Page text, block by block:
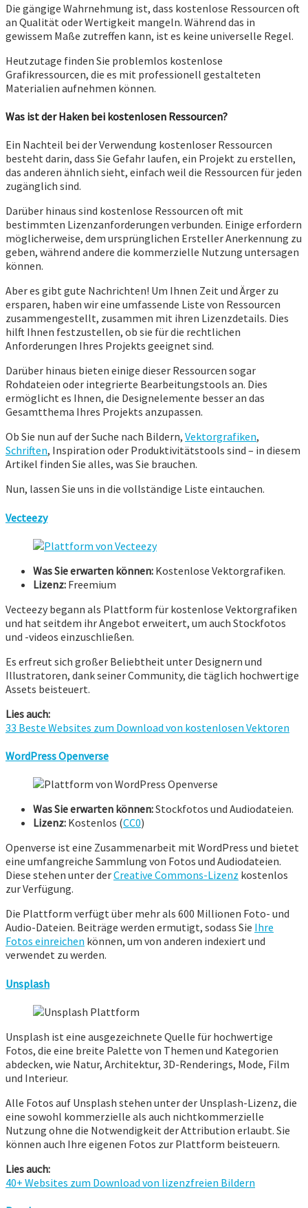
Die gängige Wahrnehmung ist, dass kostenlose Ressourcen oft
an Qualität oder Wertigkeit mangeln. Während das in
gewissem Maße zutreffen kann, ist es keine universelle Regel.
Heutzutage finden Sie problemlos kostenlose
Grafikressourcen, die es mit professionell gestalteten
Materialien aufnehmen können.
Was ist der Haken bei kostenlosen Ressourcen?
Ein Nachteil bei der Verwendung kostenloser Ressourcen
besteht darin, dass Sie Gefahr laufen, ein Projekt zu erstellen,
das anderen ähnlich sieht, einfach weil die Ressourcen für jeden
zugänglich sind.
Darüber hinaus sind kostenlose Ressourcen oft mit
bestimmten Lizenzanforderungen verbunden. Einige erfordern
möglicherweise, dem ursprünglichen Ersteller Anerkennung zu
geben, während andere die kommerzielle Nutzung untersagen
können.
Aber es gibt gute Nachrichten! Um Ihnen Zeit und Ärger zu
ersparen, haben wir eine umfassende Liste von Ressourcen
zusammengestellt, zusammen mit ihren Lizenzdetails. Dies
hilft Ihnen festzustellen, ob sie für die rechtlichen
Anforderungen Ihres Projekts geeignet sind.
Darüber hinaus bieten einige dieser Ressourcen sogar
Rohdateien oder integrierte Bearbeitungstools an. Dies
ermöglicht es Ihnen, die Designelemente besser an das
Gesamtthema Ihres Projekts anzupassen.
Ob Sie nun auf der Suche nach Bildern, Vektorgrafiken,
Schriften, Inspiration oder Produktivitätstools sind – in diesem
Artikel finden Sie alles, was Sie brauchen.
Nun, lassen Sie uns in die vollständige Liste eintauchen.
Vecteezy
Was Sie erwarten können: Kostenlose Vektorgrafiken.
Lizenz: Freemium
Vecteezy begann als Plattform für kostenlose Vektorgrafiken
und hat seitdem ihr Angebot erweitert, um auch Stockfotos
und -videos einzuschließen.
Es erfreut sich großer Beliebtheit unter Designern und
Illustratoren, dank seiner Community, die täglich hochwertige
Assets beisteuert.
Lies auch:
33 Beste Websites zum Download von kostenlosen Vektoren
WordPress Openverse
Was Sie erwarten können:Stockfotos und Audiodateien.
Lizenz: Kostenlos (CC0)
Openverse ist eine Zusammenarbeit mit WordPress und bietet
eine umfangreiche Sammlung von Fotos und Audiodateien.
Diese stehen unter derCreative Commons-Lizenz kostenlos
zur Verfügung.
Die Plattform verfügt über mehr als 600 Millionen Foto- und
Audio-Dateien. Beiträge werden ermutigt, sodass Sie Ihre
Fotos einreichen können, um von anderen indexiert und
verwendet zu werden.
Unsplash
Unsplash ist eine ausgezeichnete Quelle für hochwertige
Fotos, die eine breite Palette von Themen und Kategorien
abdecken, wie Natur, Architektur, 3D-Renderings, Mode, Film
und Interieur.
Alle Fotos auf Unsplash stehen unter der Unsplash-Lizenz, die
eine sowohl kommerzielle als auch nichtkommerzielle
Nutzung ohne die Notwendigkeit der Attribution erlaubt. Sie
können auch Ihre eigenen Fotos zur Plattform beisteuern.
Lies auch:
40+ Websites zum Download von lizenzfreien Bildern